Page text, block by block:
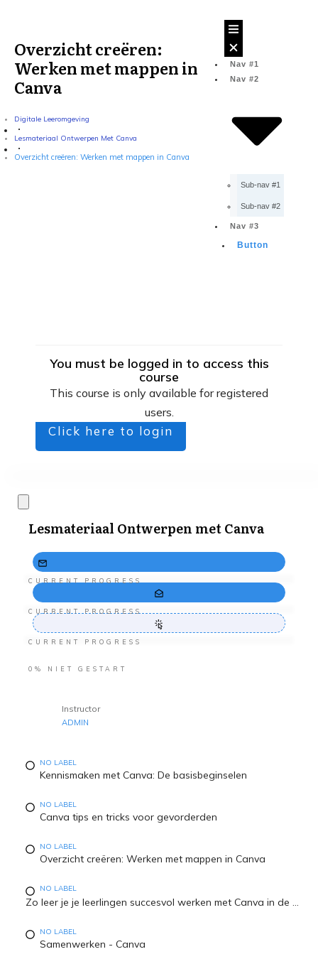
Nav #1
Nav #2
Sub-nav #1
Sub-nav #2
Nav #3
Button
Overzicht creëren:
Werken met mappen in
Canva
Digitale Leeromgeving
Lesmateriaal Ontwerpen Met Canva
Overzicht creëren: Werken met mappen in Canva
You must be logged in to access this
course
This course is only available for registered
users.
Click here to login
Lesmateriaal Ontwerpen met Canva
CURRENT PROGRESS
CURRENT PROGRESS
CURRENT PROGRESS
0% NIET GESTART
Instructor
ADMIN
NO LABEL
Kennismaken met Canva: De basisbeginselen
NO LABEL
Canva tips en tricks voor gevorderden
NO LABEL
Overzicht creëren: Werken met mappen in Canva
NO LABEL
Zo leer je je leerlingen succesvol werken met Canva in de klas
NO LABEL
Samenwerken - Canva